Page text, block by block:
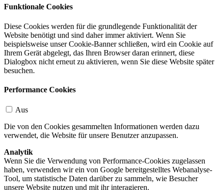
Funktionale Cookies
Diese Cookies werden für die grundlegende Funktionalität der
Website benötigt und sind daher immer aktiviert. Wenn Sie
beispielsweise unser Cookie-Banner schließen, wird ein Cookie auf
Ihrem Gerät abgelegt, das Ihren Browser daran erinnert, diese
Dialogbox nicht erneut zu aktivieren, wenn Sie diese Website später
besuchen.
Performance Cookies
Aus
Die von den Cookies gesammelten Informationen werden dazu
verwendet, die Website für unsere Benutzer anzupassen.
Analytik
Wenn Sie die Verwendung von Performance-Cookies zugelassen
haben, verwenden wir ein von Google bereitgestelltes Webanalyse-
Tool, um statistische Daten darüber zu sammeln, wie Besucher
unsere Website nutzen und mit ihr interagieren.